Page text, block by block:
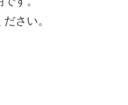
さい。